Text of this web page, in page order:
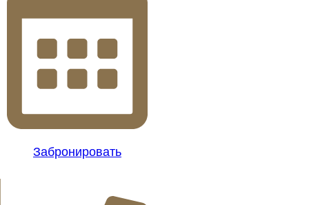
Забронировать